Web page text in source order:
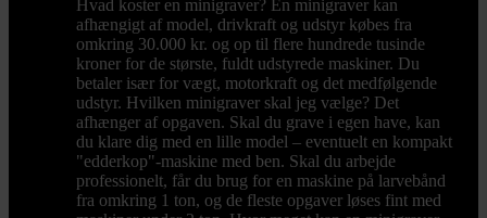
Hvad koster en minigraver? En minigraver kan
afhængigt af model, drivkraft og udstyr købes fra
omkring 30.000 kr. og op til flere hundrede tusinde
kroner for de største, fuldt udstyrede maskiner. Du
betaler især for vægt, motorkraft og det medfølgende
udstyr. Hvilken minigraver skal jeg vælge? Det
afhænger af opgaven. Skal du grave i egen have, kan
du klare dig med en lille model – eventuelt en kompakt
"edderkop"-maskine med ben. Skal du arbejde
professionelt, får du brug for en maskine på larvebånd
fra omkring 1 ton, og de fleste opgaver løses fint med